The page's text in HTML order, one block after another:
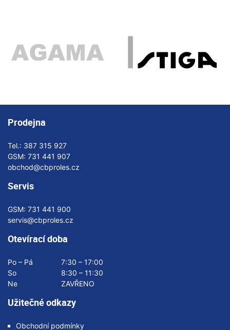
Prodejna
Tel.: 387 315 927
GSM: 731 441 907
obchod@cbproles.cz
Servis
GSM: 731 441 900
servis@cbproles.cz
Otevírací doba
Po – Pá
7:30 – 17:00
So
8:30 – 11:30
Ne
ZAVŘENO
Užitečné odkazy
Obchodní podmínky